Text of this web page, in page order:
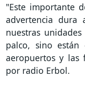
"Este importante
advertencia dura
nuestras
palco, sino
aeropuertos y las
por radio Erbol.